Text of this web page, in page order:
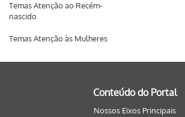
Temas Atenção ao Recém-
nascido
Temas Atenção às Mulheres
Conteúdo do Portal
Nossos Eixos Principais